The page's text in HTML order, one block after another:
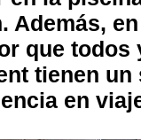
Además,
que
tienen
en